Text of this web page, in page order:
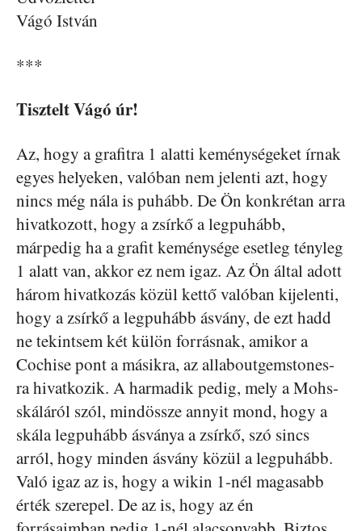
Vágó István
***
Tisztelt Vágó úr!
Az, hogy a grafitra 1 alatti keménységeket írnak
egyes helyeken, valóban nem jelenti azt, hogy
nincs még nála is puhább. De Ön konkrétan arra
hivatkozott, hogy a zsírkő a legpuhább,
márpedig ha a grafit keménysége esetleg tényleg
1 alatt van, akkor ez nem igaz. Az Ön által adott
három hivatkozás közül kettő valóban kijelenti,
hogy a zsírkő a legpuhább ásvány, de ezt hadd
ne tekintsem két külön forrásnak, amikor a
Cochise pont a másikra, az allaboutgemstones-
ra hivatkozik. A harmadik pedig, mely a Mohs-
skáláról szól, mindössze annyit mond, hogy a
skála legpuhább ásványa a zsírkő, szó sincs
arról, hogy minden ásvány közül a legpuhább.
Való igaz az is, hogy a wikin 1-nél magasabb
érték szerepel. De az is, hogy az én